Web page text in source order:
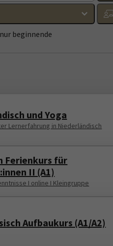
nur beginnende
und Yoga
Lernerfahrung in Niederländisch
Ferienkurs für
II (A1)
I online I Kleingruppe
Aufbaukurs (A1/A2)